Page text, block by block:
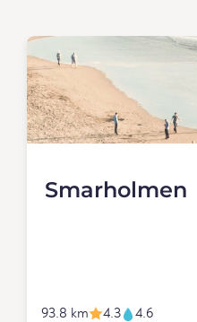
Smarholmen
93.8 km 4.3 4.6